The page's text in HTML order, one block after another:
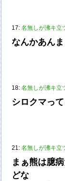
17:名無しが沸キ立
なんかあん
18:名無しが沸キ立
シロクマっ
21:名無しが沸キ立
まぁ熊は臆
どな